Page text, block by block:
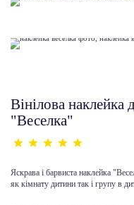
Вінілова наклейка
"Веселка"
Яскрава і барвиста наклейка
як кімнату дитини так і групу в